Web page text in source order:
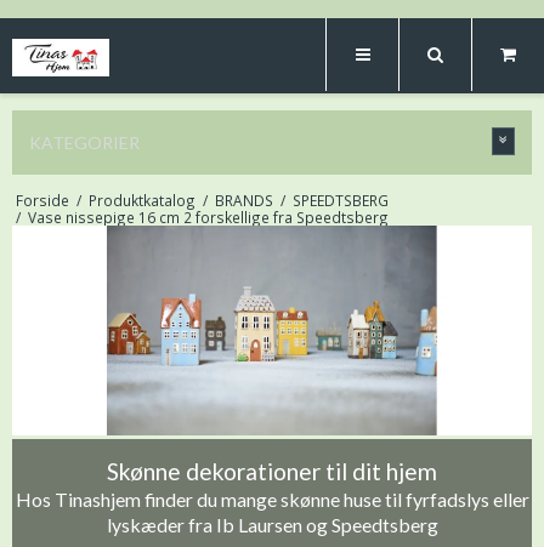
KATEGORIER
Forside / Produktkatalog / BRANDS / SPEEDTSBERG
/ Vase nissepige 16 cm 2 forskellige fra Speedtsberg
Skønne dekorationer til dit hjem
Hos Tinashjem finder du mange skønne huse til fyrfadslys eller
lyskæder fra Ib Laursen og Speedtsberg